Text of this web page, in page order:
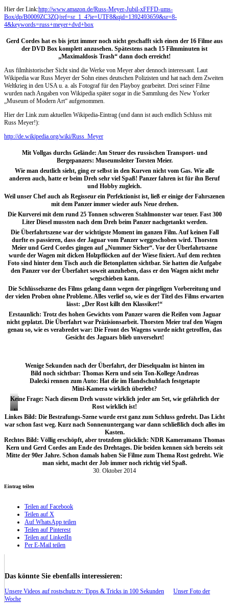
Hier der Link:http://www.amazon.de/Russ-Meyer-Jubil-xFFFD-ums-
Box/dp/B0009ZC3ZQ/ref=sr_1_4?ie=UTF8&qid=1392493659&sr=8-
4&keywords=russ+meyer+dvd+box
Gerd Cordes hat es bis jetzt immer noch nicht geschafft sich einen der 16 Filme aus
der DVD Box komplett anzusehen. Spätestens nach 15 Filmminuten ist
„Maximaldosis Trash“ dann doch erreicht!
Aus filmhistorischer Sicht sind die Werke von Meyer aber dennoch interessant. Laut
Wikipedia war Russ Meyer der Sohn eines deutschen Polizisten und hat nach dem Zweiten
Weltkrieg in den USA u. a. als Fotograf für den Playboy gearbeitet. Drei seiner Filme
wurden nach Angaben von Wikipedia später sogar in die Sammlung des New Yorker
„Museum of Modern Art“ aufgenommen.
Hier der Link zum aktuellen Wikipedia-Eintrag (und dann ist auch endlich Schluss mit
Russ Meyer!):
http://de.wikipedia.org/wiki/Russ_Meyer
Mit Vollgas durchs Gelände: Am Steuer des russischen Transport- und
Bergepanzers: Museumsleiter Torsten Meier.
Wie man deutlich sieht, ging er selbst in den Kurven nicht vom Gas. Wie alle
anderen auch, hatte er beim Dreh sehr viel Spaß! Panzer fahren ist für ihn Beruf
und Hobby zugleich.
Weil unser Chef auch als Regisseur ein Perfektionist ist, ließ er einige der Fahrszenen
mit dem Panzer immer wieder aufs Neue drehen.
Die Kurverei mit dem rund 25 Tonnen schweren Stahlmonster war teuer. Fast 300
Liter Diesel mussten nach dem Dreh beim Panzer nachgetankt werden.
Die Überfahrtszene war der wichtigste Moment im ganzen Film. Auf keinen Fall
durfte es passieren, dass der Jaguar vom Panzer weggeschoben wird. Thorsten
Meier und Gerd Cordes gingen auf „Nummer Sicher“. Vor der Überfahrtszene
wurde der Wagen mit dicken Holzpflöcken auf der Wiese fixiert. Auf dem rechten
Foto sind hinter dem Tisch auch die Betonplatten sichtbar. Sie hatten die Aufgabe
den Panzer vor der Überfahrt soweit anzuheben, dass er den Wagen nicht mehr
wegschieben kann.
Die Schlüsselszene des Films gelang dann wegen der pingeligen Vorbereitung und
der vielen Proben ohne Probleme. Alles verlief so, wie es der Titel des Films erwarten
lässt: „Der Rost killt den Klassiker!“
Erstaunlich: Trotz des hohen Gewichts vom Panzer waren die Reifen vom Jaguar
nicht geplatzt. Die Überfahrt war Präzisionsarbeit. Thorsten Meier traf den Wagen
genau so, wie es verabredet war: Die Front des Wagens wurde nicht getroffen, das
Gesicht des Jaguars blieb unversehrt!
Wenige Sekunden nach der Überfahrt, der Dieselqualm ist hinten im
Bild noch sichtbar: Thomas Kern und sein Ton-Kollege Andreas
Dalecki rennen zum Auto: Hat die im Handschuhfach festgetapte
Mini-Kamera wirklich überlebt?
Keine Frage: Nach diesem Dreh wusste wirklich jeder am Set, wie gefährlich der
Rost wirklich ist!
Unicode
Linkes Bild: Die Bestrafungs-Szene wurde erst ganz zum Schluss gedreht. Das Licht
war schon fast weg. Kurz nach Sonnenuntergang war dann schließlich doch alles im
Kasten.
Rechtes Bild: Völlig erschöpft, aber trotzdem glücklich: NDR Kameramann Thomas
Kern und Gerd Cordes am Ende des Drehtages. Die beiden kennen sich bereits seit
Mitte der 90er Jahre. Schon damals haben Sie Filme zum Thema Rost gedreht. Wie
man sieht, macht der Job immer noch richtig viel Spaß.
30. Oktober 2014
Eintrag teilen
Teilen auf Facebook
Teilen auf X
Auf WhatsApp teilen
Teilen auf Pinterest
Teilen auf LinkedIn
Per E-Mail teilen
Das könnte Sie ebenfalls interessieren:
Unsere Videos auf rostschutz.tv: Tipps & Tricks in 100 Sekunden
Unser Foto der
Woche